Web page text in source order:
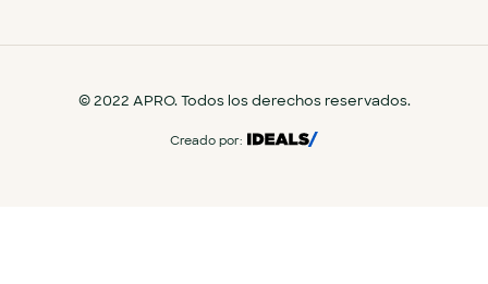
© 2022 APRO. Todos los derechos reservados.
Creado por: